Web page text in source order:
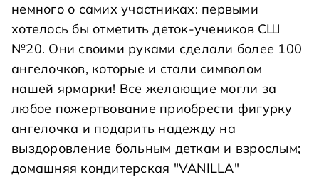
немного о самих участниках: первыми
хотелось бы отметить деток-учеников СШ
№20. Они своими руками сделали более 100
ангелочков, которые и стали символом
нашей ярмарки! Все желающие могли за
любое пожертвование приобрести фигурку
ангелочка и подарить надежду на
выздоровление больным деткам и взрослым;
домашняя кондитерская "VANILLA"